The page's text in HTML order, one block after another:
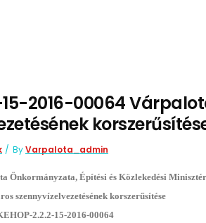
15-2016-00064
ByVarpalota_admin
Önkormányzata, Építési és Közlekedési
szennyvízelvezetésének korszerűsítése
2.2.2-15-2016-00064